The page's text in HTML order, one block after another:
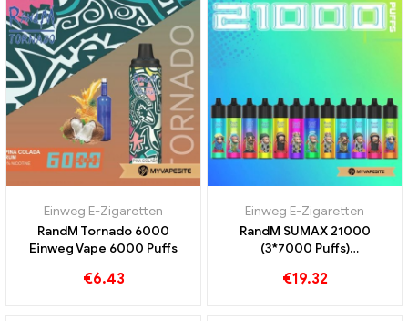
Einweg E-Zigaretten
RandM Tornado 6000
Einweg Vape 6000 Puffs
€6.43
Einweg E-Zigaretten
RandM SUMAX 21000
(3*7000 Puffs)
Kapazität Einweg Vape
€19.32